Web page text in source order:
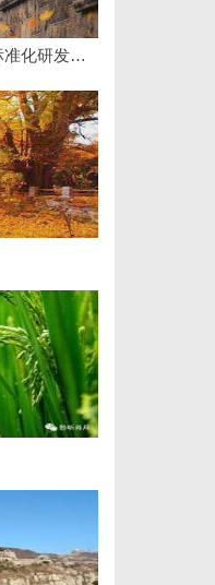
贝净 AC 国际医疗实验室，标准化研发体系全解析